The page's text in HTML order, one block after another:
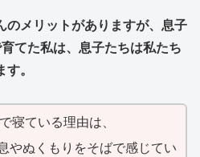
のメリットがありますが、息子
てた私は、息子たちは私たち
。
寝ている理由は、
やぬくもりをそばで感じてい